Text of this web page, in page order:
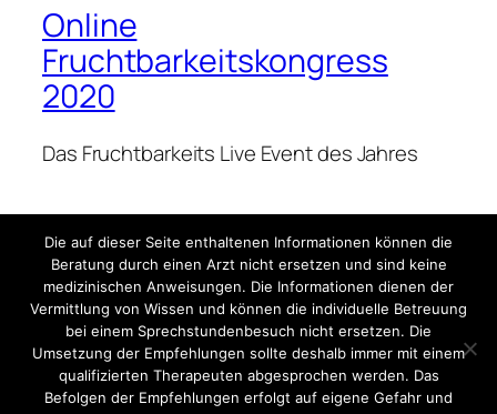
Online
Fruchtbarkeitskongress
2020
Das Fruchtbarkeits Live Event des Jahres
Blog
Impressum
FAQs
Autoren
Veranstaltungen
Shop
Vorlagen
Themes
Die auf dieser Seite enthaltenen Informationen können die
Beratung durch einen Arzt nicht ersetzen und sind keine
medizinischen Anweisungen. Die Informationen dienen der
Vermittlung von Wissen und können die individuelle Betreuung
bei einem Sprechstundenbesuch nicht ersetzen. Die
Umsetzung der Empfehlungen sollte deshalb immer mit einem
qualifizierten Therapeuten abgesprochen werden. Das
Befolgen der Empfehlungen erfolgt auf eigene Gefahr und